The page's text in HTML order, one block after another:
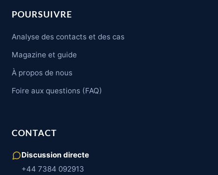
POURSUIVRE
Analyse des contacts et des cas
Magazine et guide
À propos de nous
Foire aux questions (FAQ)
CONTACT
Discussion directe
+44 7384 092913